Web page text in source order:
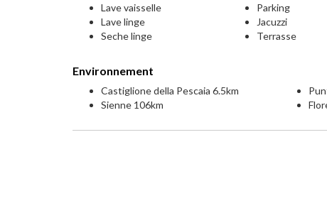
Lave vaisselle
Lave linge
Seche linge
Parking
Jacuzzi
Terrasse
Environnement
Castiglione della Pescaia 6.5km
Sienne 106km